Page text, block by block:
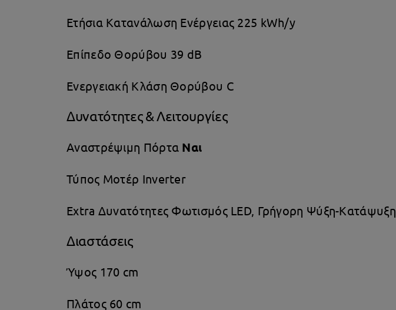
Ετήσια Κατανάλωση Ενέργειας 225 kWh/y
Επίπεδο Θορύβου 39 dB
Ενεργειακή Κλάση Θορύβου C
Δυνατότητες & Λειτουργίες
Αναστρέψιμη Πόρτα Ναι
Τύπος Μοτέρ Inverter
Extra Δυνατότητες Φωτισμός LED, Γρήγορη Ψύξη-Κατάψυξη
Διαστάσεις
Ύψος 170 cm
Πλάτος 60 cm